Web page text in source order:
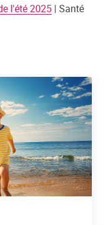
l'été 2025 | Santé